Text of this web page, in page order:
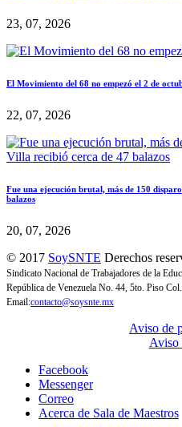
23, 07, 2026
El Movimiento del 68 no empezó el 2 de
22, 07, 2026
Fue una ejecución brutal, más de 150
balazos
20, 07, 2026
© 2017 SoySNTE Derechos
Sindicato Nacional de Trabajadores de la
República de Venezuela No. 44, 5to. Piso
Email:contacto@soysnte.mx
Aviso de
Aviso
Facebook
Messenger
Correo
Acerca de Sala de Maestros